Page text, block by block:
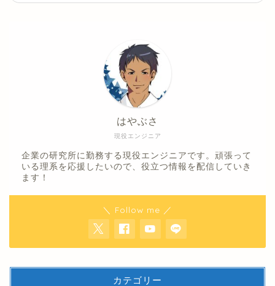
現役エンジニア
はやぶさ
企業の研究所に勤務する現役エンジニアです。頑張って
いる理系を応援したいので、役立つ情報を配信していき
ます！
＼ Follow me ／
カテゴリー